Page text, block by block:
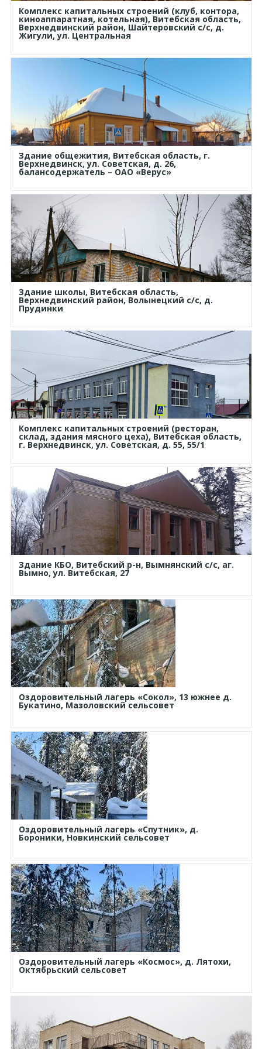
Комплекс капитальных строений (клуб, контора,
киноаппаратная, котельная), Витебская область,
Верхнедвинский район, Шайтеровский с/с, д.
Жигули, ул. Центральная
Здание общежития, Витебская область, г.
Верхнедвинск, ул. Советская, д. 26,
балансодержатель – ОАО «Верус»
Здание школы, Витебская область,
Верхнедвинский район, Волынецкий с/с, д.
Прудинки
Комплекс капитальных строений (ресторан,
склад, здания мясного цеха), Витебская область,
г. Верхнедвинск, ул. Советская, д. 55, 55/1
Здание КБО, Витебский р-н, Вымнянский с/с, аг.
Вымно, ул. Витебская, 27
Оздоровительный лагерь «Сокол», 13 южнее д.
Букатино, Мазоловский сельсовет
Оздоровительный лагерь «Спутник», д.
Бороники, Новкинский сельсовет
Оздоровительный лагерь «Космос», д. Лятохи,
Октябрьский сельсовет